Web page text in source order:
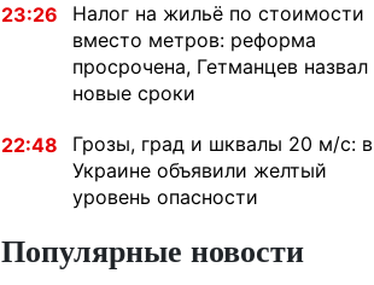
23:26
Налог на жильё по стоимости
вместо метров: реформа
просрочена, Гетманцев назвал
новые сроки
22:48
Грозы, град и шквалы 20 м/с: в
Украине объявили желтый
уровень опасности
Популярные новости